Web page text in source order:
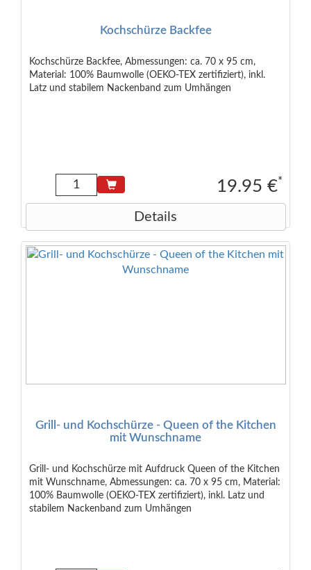
Kochschürze Backfee
Kochschürze Backfee, Abmessungen: ca. 70 x 95 cm,
Material: 100% Baumwolle (OEKO-TEX zertifiziert), inkl.
Latz und stabilem Nackenband zum Umhängen
19.95 €*
Details
Grill- und Kochschürze - Queen of the Kitchen
mit Wunschname
Grill- und Kochschürze mit Aufdruck Queen of the Kitchen
mit Wunschname, Abmessungen: ca. 70 x 95 cm, Material:
100% Baumwolle (OEKO-TEX zertifiziert), inkl. Latz und
stabilem Nackenband zum Umhängen